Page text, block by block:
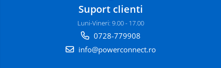
Suport clienti
Luni-Vineri: 9.00 - 17.00
0728-779908
info@powerconnect.ro